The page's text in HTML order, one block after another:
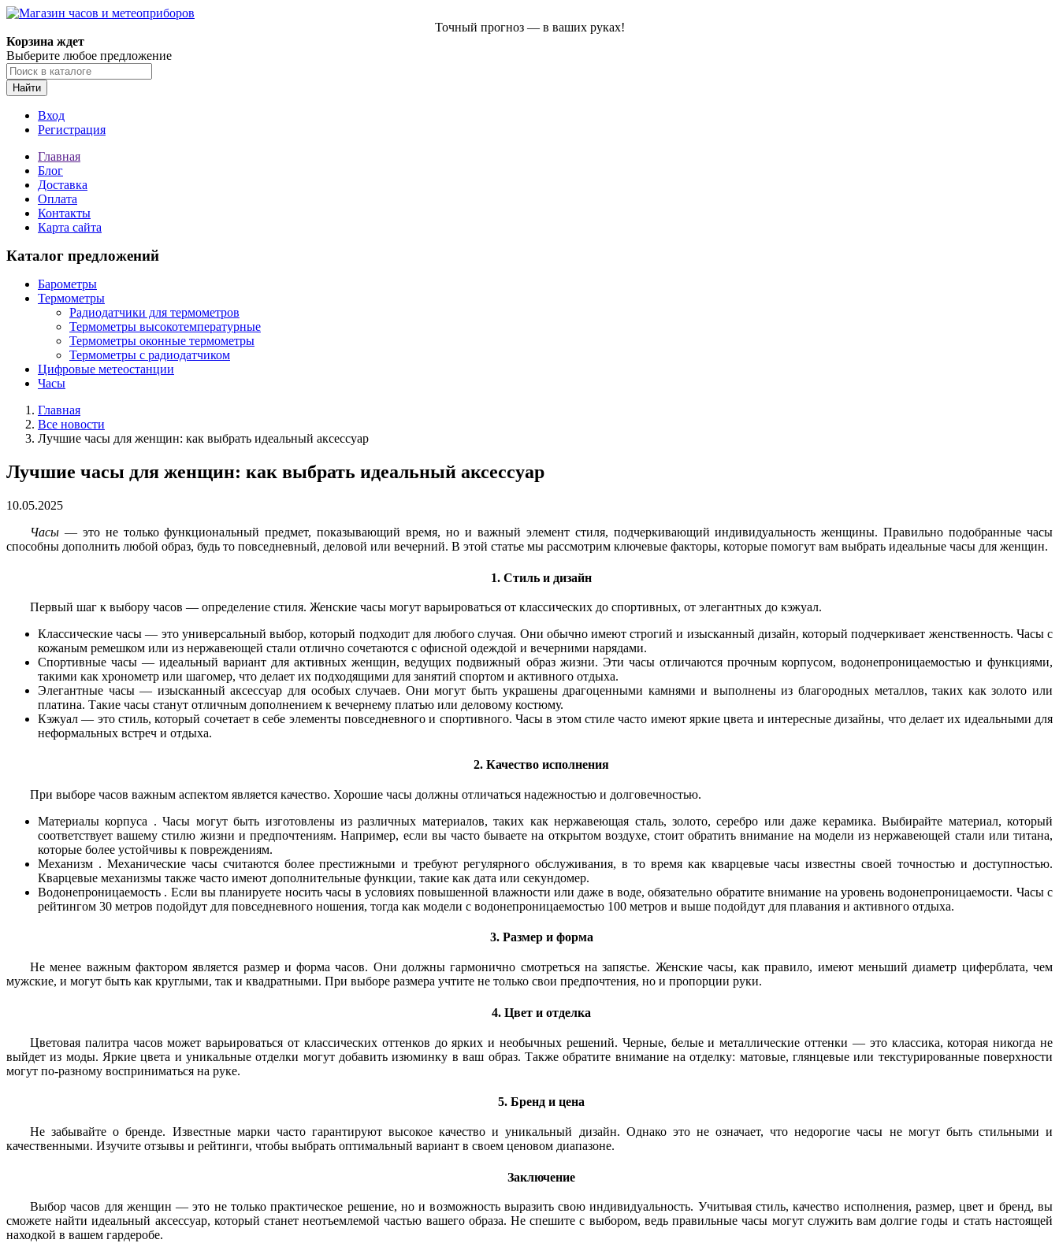
Точный прогноз — в ваших руках!
Корзина ждет
Выберите любое предложение
Найти
Вход
Регистрация
Главная
Блог
Доставка
Оплата
Контакты
Карта сайта
Каталог предложений
Барометры
Термометры
Радиодатчики для термометров
Термометры высокотемпературные
Термометры оконные термометры
Термометры с радиодатчиком
Цифровые метеостанции
Часы
Главная
Все новости
Лучшие часы для женщин: как выбрать идеальный аксессуар
Лучшие часы для женщин: как выбрать идеальный аксессуар
10.05.2025
Часы — это не только функциональный предмет, показывающий время, но и важный элемент стиля, подчеркивающий индивидуальность женщины. Правильно подобранные часы
способны дополнить любой образ, будь то повседневный, деловой или вечерний. В этой статье мы рассмотрим ключевые факторы, которые помогут вам выбрать идеальные часы для женщин.
1. Стиль и дизайн
Первый шаг к выбору часов — определение стиля. Женские часы могут варьироваться от классических до спортивных, от элегантных до кэжуал.
Классические часы — это универсальный выбор, который подходит для любого случая. Они обычно имеют строгий и изысканный дизайн, который подчеркивает женственность. Часы с
кожаным ремешком или из нержавеющей стали отлично сочетаются с офисной одеждой и вечерними нарядами.
Спортивные часы — идеальный вариант для активных женщин, ведущих подвижный образ жизни. Эти часы отличаются прочным корпусом, водонепроницаемостью и функциями,
такими как хронометр или шагомер, что делает их подходящими для занятий спортом и активного отдыха.
Элегантные часы — изысканный аксессуар для особых случаев. Они могут быть украшены драгоценными камнями и выполнены из благородных металлов, таких как золото или
платина. Такие часы станут отличным дополнением к вечернему платью или деловому костюму.
Кэжуал — это стиль, который сочетает в себе элементы повседневного и спортивного. Часы в этом стиле часто имеют яркие цвета и интересные дизайны, что делает их идеальными для
неформальных встреч и отдыха.
2. Качество исполнения
При выборе часов важным аспектом является качество. Хорошие часы должны отличаться надежностью и долговечностью.
Материалы корпуса . Часы могут быть изготовлены из различных материалов, таких как нержавеющая сталь, золото, серебро или даже керамика. Выбирайте материал, который
соответствует вашему стилю жизни и предпочтениям. Например, если вы часто бываете на открытом воздухе, стоит обратить внимание на модели из нержавеющей стали или титана,
которые более устойчивы к повреждениям.
Механизм . Механические часы считаются более престижными и требуют регулярного обслуживания, в то время как кварцевые часы известны своей точностью и доступностью.
Кварцевые механизмы также часто имеют дополнительные функции, такие как дата или секундомер.
Водонепроницаемость . Если вы планируете носить часы в условиях повышенной влажности или даже в воде, обязательно обратите внимание на уровень водонепроницаемости. Часы с
рейтингом 30 метров подойдут для повседневного ношения, тогда как модели с водонепроницаемостью 100 метров и выше подойдут для плавания и активного отдыха.
3. Размер и форма
Не менее важным фактором является размер и форма часов. Они должны гармонично смотреться на запястье. Женские часы, как правило, имеют меньший диаметр циферблата, чем
мужские, и могут быть как круглыми, так и квадратными. При выборе размера учтите не только свои предпочтения, но и пропорции руки.
4. Цвет и отделка
Цветовая палитра часов может варьироваться от классических оттенков до ярких и необычных решений. Черные, белые и металлические оттенки — это классика, которая никогда не
выйдет из моды. Яркие цвета и уникальные отделки могут добавить изюминку в ваш образ. Также обратите внимание на отделку: матовые, глянцевые или текстурированные поверхности
могут по-разному восприниматься на руке.
5. Бренд и цена
Не забывайте о бренде. Известные марки часто гарантируют высокое качество и уникальный дизайн. Однако это не означает, что недорогие часы не могут быть стильными и
качественными. Изучите отзывы и рейтинги, чтобы выбрать оптимальный вариант в своем ценовом диапазоне.
Заключение
Выбор часов для женщин — это не только практическое решение, но и возможность выразить свою индивидуальность. Учитывая стиль, качество исполнения, размер, цвет и бренд, вы
сможете найти идеальный аксессуар, который станет неотъемлемой частью вашего образа. Не спешите с выбором, ведь правильные часы могут служить вам долгие годы и стать настоящей
находкой в вашем гардеробе.